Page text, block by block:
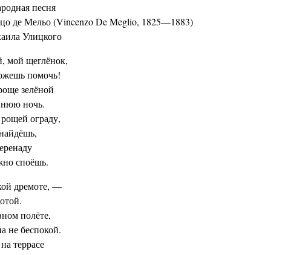
песня
де Мельо (Vincenzo De Meglio, 1825—1883)
Улицкого
мой щеглёнок,
помочь!
зелёной
ночь.
ограду,
споёшь.
дремоте, —
полёте,
не беспокой.
террасе